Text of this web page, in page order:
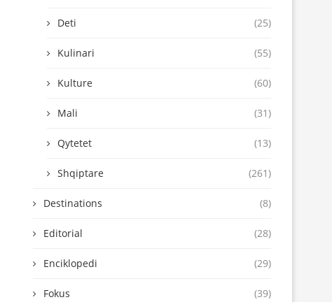
Deti (25)
Kulinari (55)
Kulture (60)
Mali (31)
Qytetet (13)
Shqiptare (261)
Destinations (8)
Editorial (28)
Enciklopedi (29)
Fokus (39)